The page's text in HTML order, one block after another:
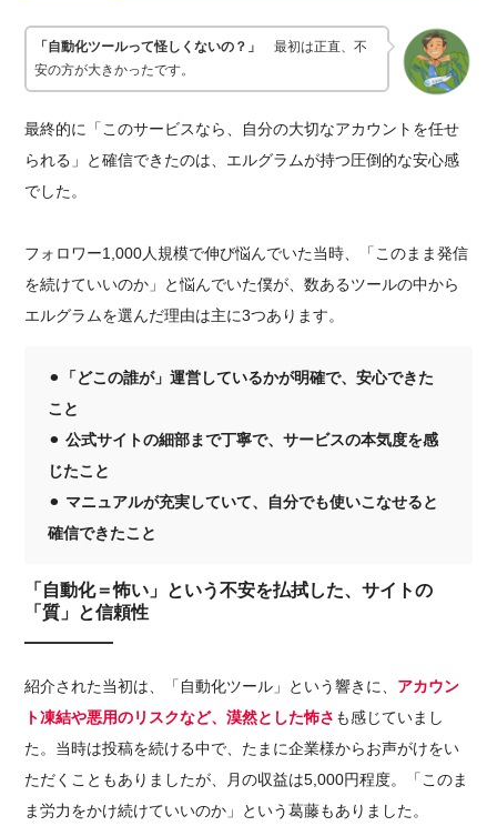
「自動化ツールって怪しくないの？」
最初は正直、不
安の方が大きかったです。
最終的に「このサービスなら、自分の大切なアカウントを任せ
られる」と確信できたのは、エルグラムが持つ圧倒的な安心感
でした。
フォロワー1,000人規模で伸び悩んでいた当時、「このまま発信
を続けていいのか」と悩んでいた僕が、数あるツールの中から
エルグラムを選んだ理由は主に3つあります。
⚫︎
「どこの誰が」運営しているかが明確で、安心できた
こと
⚫︎公式サイトの細部まで丁寧で、サービスの本気度を感
じたこと
⚫︎ マニュアルが充実していて、自分でも使いこなせると
確信できたこと
「自動化＝怖い」という不安を払拭した、サイトの
「質」と信頼性
紹介された当初は、「自動化ツール」という響きに、 アカウン
ト凍結や悪用のリスクなど、漠然とした怖さ も感じていまし
た。当時は投稿を続ける中で、たまに企業様からお声がけをい
ただくこともありましたが、月の収益は5,000円程度。「このま
ま労力をかけ続けていいのか」という葛藤もありました。